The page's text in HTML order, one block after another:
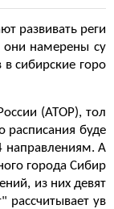
развивать реги
они намерены су
в сибирские горо
(АТОР), тол
расписания буде
направлениям. А
города Сибир
из них девят
ув